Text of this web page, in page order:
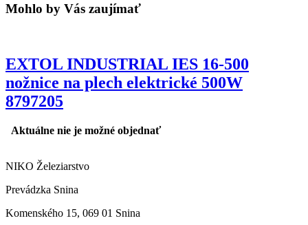
Mohlo by Vás zaujímať
EXTOL INDUSTRIAL IES 16-500
nožnice na plech elektrické 500W
8797205
Aktuálne nie je možné objednať
NIKO Železiarstvo
Prevádzka Snina
Komenského 15, 069 01 Snina